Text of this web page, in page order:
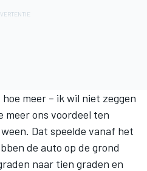
meer – ik wil niet zeggen
meer ons voordeel ten
Dat speelde vanaf het
de auto op de grond
naar tien graden en